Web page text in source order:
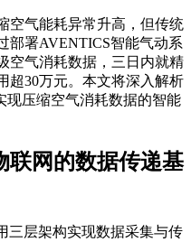
空气能耗异常升高，但传统
部署AVENTICS智能气动系
空气消耗数据，三日内就精
超30万元。本文将深入解析
现压缩空气消耗数据的智能
联网的数据传递基
三层架构实现数据采集与传